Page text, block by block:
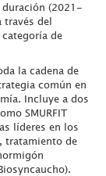
duración (2021-
través del
categoría de
la cadena de
común en
Incluye a dos
SMURFIT
líderes en los
tratamiento de